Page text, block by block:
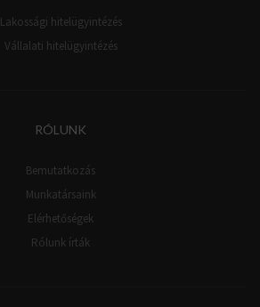
Lakossági hitelügyintézés
Vállalati hitelügyintézés
RÓLUNK
Bemutatkozás
Munkatársaink
Elérhetőségek
Rólunk írták